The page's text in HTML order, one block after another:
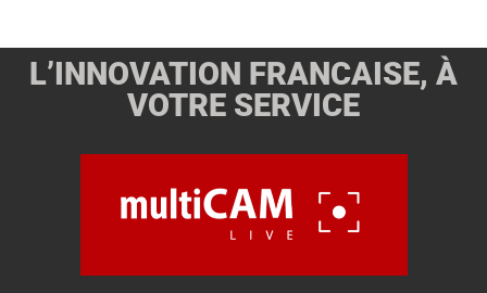
L’INNOVATION FRANCAISE, À
VOTRE SERVICE